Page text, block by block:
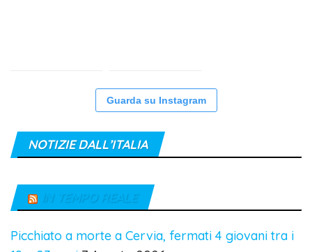
Guarda su Instagram
NOTIZIE DALL’ITALIA
IN TEMPO REALE
Picchiato a morte a Cervia, fermati 4 giovani tra i